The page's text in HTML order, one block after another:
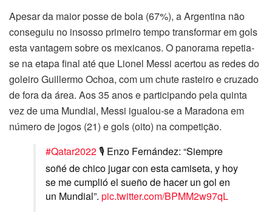
Apesar da maior posse de bola (67%), a Argentina não
conseguiu no insosso primeiro tempo transformar em gols
esta vantagem sobre os mexicanos. O panorama repetia-
se na etapa final até que Lionel Messi acertou as redes do
goleiro Guillermo Ochoa, com um chute rasteiro e cruzado
de fora da área. Aos 35 anos e participando pela quinta
vez de uma Mundial, Messi igualou-se a Maradona em
número de jogos (21) e gols (oito) na competição.
#Qatar2022🎙 Enzo Fernández: “Siempre
soñé de chico jugar con esta camiseta, y hoy
se me cumplió el sueño de hacer un gol en
un Mundial”. pic.twitter.com/BPMM2w97qL